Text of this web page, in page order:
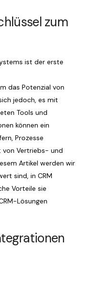
zum
ist der erste
das Potenzial von
jedoch, es mit
Tools und
können ein
Prozesse
Vertriebs- und
Artikel werden wir
sind, in CRM
Vorteile sie
Lösungen